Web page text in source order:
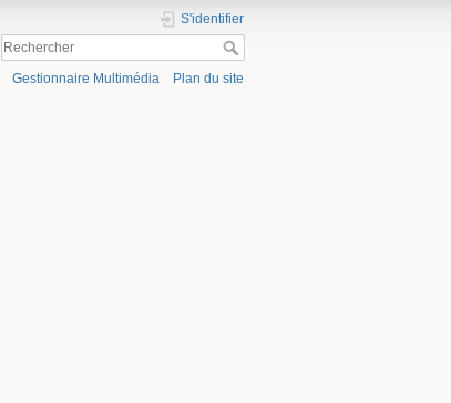
S'identifier
Gestionnaire Multimédia Plan du site